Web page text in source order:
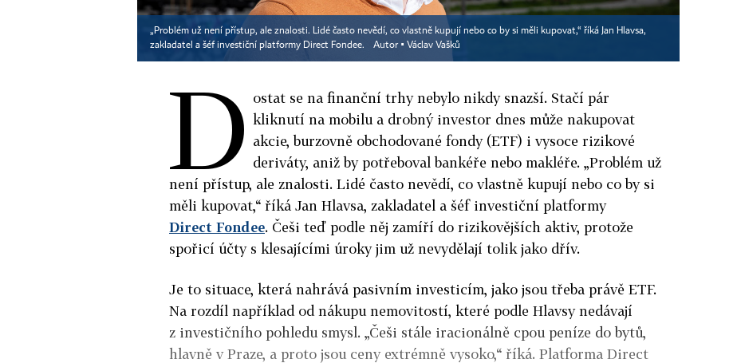
„Problém už není přístup, ale znalosti. Lidé často nevědí, co vlastně kupují nebo co by si měli kupovat,“ říká Jan Hlavsa,
zakladatel a šéf investiční platformy Direct Fondee.
Autor ▪ Václav Vašků
D ostat se na finanční trhy nebylo nikdy snazší. Stačí pár
kliknutí na mobilu a drobný investor dnes může nakupovat
akcie, burzovně obchodované fondy (ETF) i vysoce rizikové
deriváty, aniž by potřeboval bankéře nebo makléře. „Problém už
není přístup, ale znalosti. Lidé často nevědí, co vlastně kupují nebo co by si
měli kupovat,“ říká Jan Hlavsa, zakladatel a šéf investiční platformy
Direct Fondee. Češi teď podle něj zamíří do rizikovějších aktiv, protože
spořicí účty s klesajícími úroky jim už nevydělají tolik jako dřív.
Je to situace, která nahrává pasivním investicím, jako jsou třeba právě ETF.
Na rozdíl například od nákupu nemovitostí, které podle Hlavsy nedávají
z investičního pohledu smysl. „Češi stále iracionálně cpou peníze do bytů,
hlavně v Praze, a proto jsou ceny extrémně vysoko,“ říká. Platforma Direct